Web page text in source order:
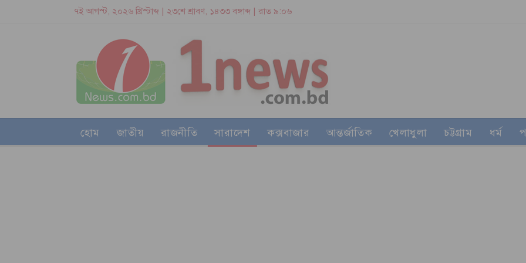
৭ই আগস্ট, ২০২৬ খ্রিস্টাব্দ | ২৩শে শ্রাবণ, ১৪৩৩ বঙ্গাব্দ | রাত ৯:০৬
হোম জাতীয় রাজনীতি সারাদেশ কক্সবাজার আন্তর্জাতিক খেলাধুলা চট্টগ্রাম ধর্ম